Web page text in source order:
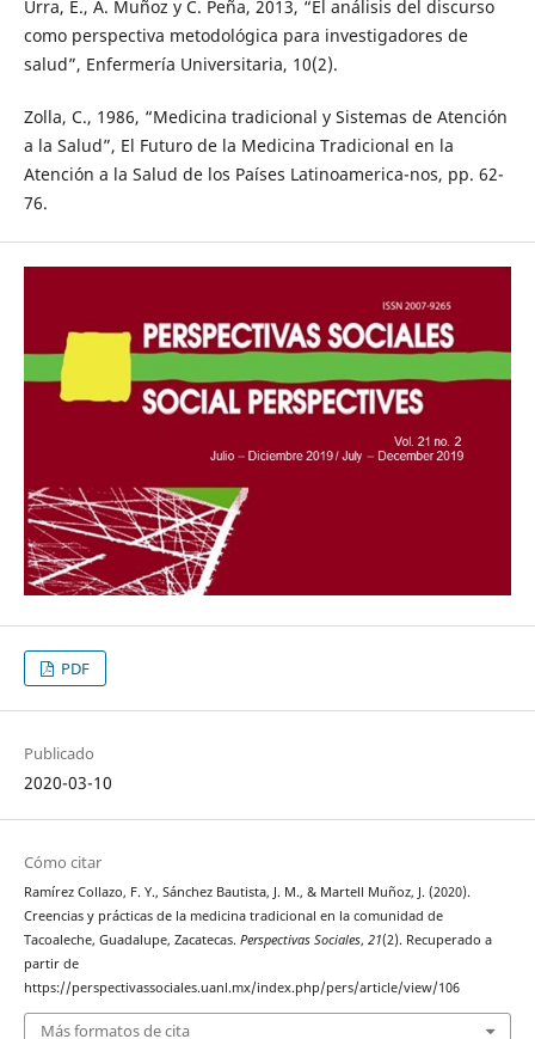
Urra, E., A. Muñoz y C. Peña, 2013, “El análisis del discurso
como perspectiva metodológica para investigadores de
salud”, Enfermería Universitaria, 10(2).
Zolla, C., 1986, “Medicina tradicional y Sistemas de Atención
a la Salud”, El Futuro de la Medicina Tradicional en la
Atención a la Salud de los Países Latinoamerica-nos, pp. 62-
76.
PDF
Publicado
2020-03-10
Cómo citar
Ramírez Collazo, F. Y., Sánchez Bautista, J. M., & Martell Muñoz, J. (2020).
Creencias y prácticas de la medicina tradicional en la comunidad de
Tacoaleche, Guadalupe, Zacatecas. Perspectivas Sociales, 21(2). Recuperado a
partir de
https://perspectivassociales.uanl.mx/index.php/pers/article/view/106
Más formatos de cita